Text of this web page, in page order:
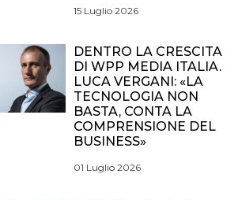
15 Luglio 2026
DENTRO LA CRESCITA
DI WPP MEDIA ITALIA.
LUCA VERGANI: «LA
TECNOLOGIA NON
BASTA, CONTA LA
COMPRENSIONE DEL
BUSINESS»
01 Luglio 2026